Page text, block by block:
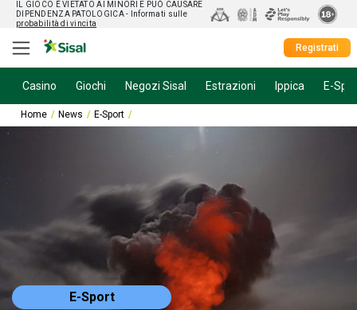
IL GIOCO È VIETATO AI MINORI E PUÒ CAUSARE
DIPENDENZA PATOLOGICA - Informati sulle
probabilità di vincita
Registrati
Casino Giochi Negozi Sisal Estrazioni Ippica E-
Home News E-Sport
E-Sport